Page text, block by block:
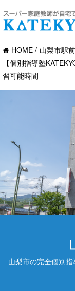
HOME
山梨市駅
【個別指導塾
習可能時間
山梨市の完全個別